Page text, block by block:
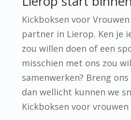
Kickboksen voor
partner in Lierop. Ken je
zou willen doen of een
misschien met ons zou
samenwerken? Breng
dan wellicht kunnen we
Kickboksen voor